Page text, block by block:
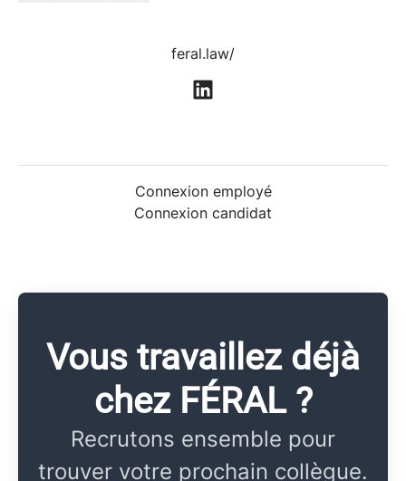
feral.law/
Connexion employé
Connexion candidat
Vous travaillez déjà
chez FÉRAL ?
Recrutons ensemble pour
trouver votre prochain collègue.